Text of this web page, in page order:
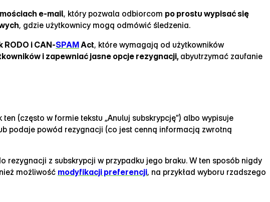
e‑mail, który pozwala odbiorcom po prostu wypisać się
, gdzie użytkownicy mogą odmówić śledzenia.
i CAN‑SPAMAct, które wymagają od użytkowników
i zapewniać jasne opcje rezygnacji, abyutrzymać zaufanie
(często w formie tekstu „Anuluj subskrypcję”) albo wypisuje
podaje powód rezygnacji (co jest cenną informacją zwrotną
rezygnacji z subskrypcji w przypadku jego braku. W ten sposób nigdy
możliwość modyfikacji preferencji, na przykład wyboru rzadszego